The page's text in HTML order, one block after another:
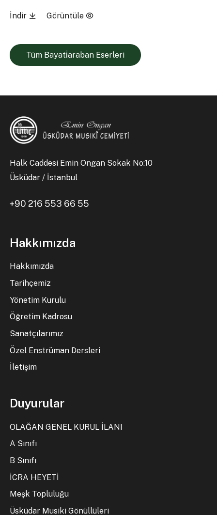
İndir Görüntüle
Tüm Bayati̇araban Eserleri
Halk Caddesi Emin Ongan Sokak No:10
Üsküdar / İstanbul
+90 216 553 66 55
Hakkımızda
Hakkımızda
Tarihçemiz
Yönetim Kurulu
Öğretim Kadrosu
Sanatçılarımız
Özel Enstrüman Dersleri
İletişim
Duyurular
OLAĞAN GENEL KURUL İLANI
A Sınıfı
B Sınıfı
İCRA HEYETİ
Meşk Topluluğu
Üsküdar Musiki Gönüllüleri